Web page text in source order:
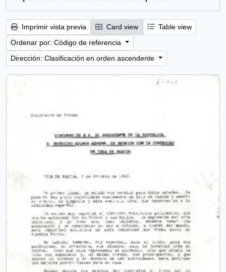
Imprimir vista previa Card view
Table view
Ordenar por: Código de referencia
Dirección: Clasificación en orden ascendente